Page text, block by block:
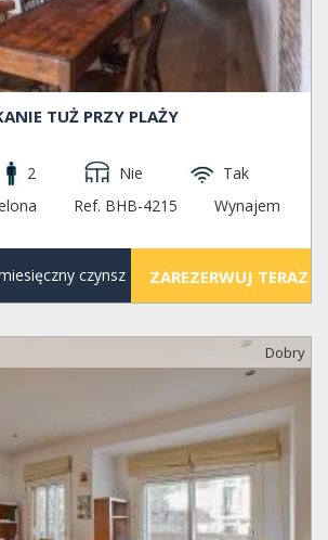
TUŻ PRZY PLAŻY
2 Nie
Tak
Ref. BHB-4215
Wynajem
czynsz ZAREZERWUJ TERAZ
Dobry